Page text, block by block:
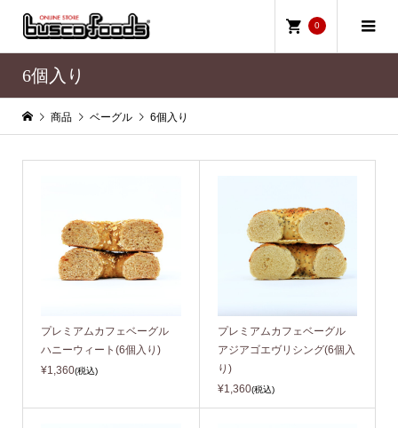
0
6個入り
商品 ベーグル 6個入り
プレミアムカフェベーグル
ハニーウィート(6個入り)
¥1,360(税込)
プレミアムカフェベーグル
アジアゴエヴリシング(6個入
り)
¥1,360(税込)